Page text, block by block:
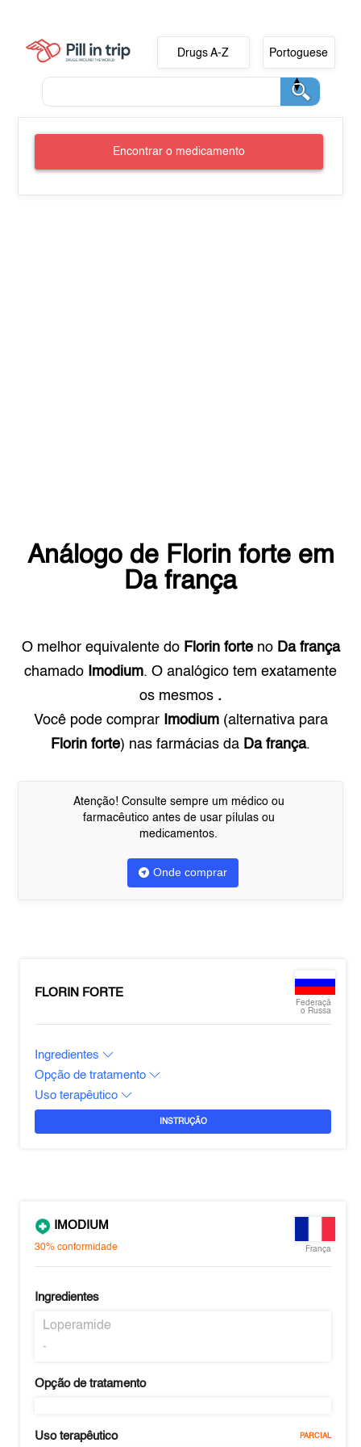
Drugs A-Z Portoguese
Encontrar o medicamento
Análogo de Florin forteem
Da frança
O melhor equivalente do Florin forteno Da frança
chamado
Imodium. O analógico tem exatamente
os mesmos .
Você pode comprar
Imodium(alternativa para
Florin forte) nas farmácias da Da frança.
Atenção! Consulte sempre um médico ou
farmacêutico antes de usar pílulas ou
medicamentos.
Onde comprar
FLORIN FORTE
Federaçã
o Russa
Ingredientes
Opção de tratamento
Uso terapêutico
INSTRUÇÃO
IMODIUM
30%conformidade França
Ingredientes
Loperamide
-
Opção de tratamento
Uso terapêutico PARCIAL